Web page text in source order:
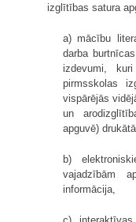
izglītības satura
a) mācību
darba
izdevumi,
pirmsskolas
vispārējās
un
apguvē)
b)
vajadzībām
informācija,